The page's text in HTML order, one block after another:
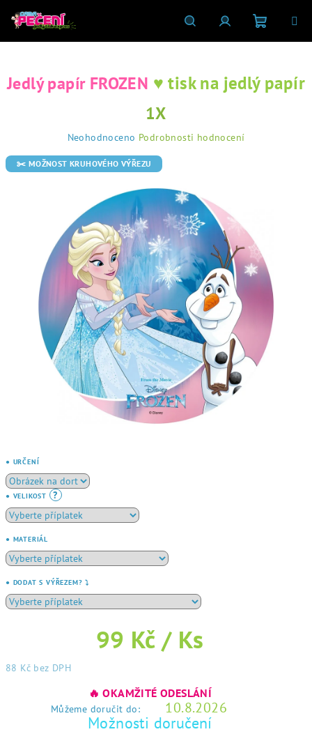
HledatPřihlášeníNákupní
košík
● URČENÍ
● VELIKOST ?
● MATERIÁL
● DODAT S VÝŘEZEM? ⤵️
99 Kč / Ks
88 Kč bez DPH
🔥 OKAMŽITÉ ODESLÁNÍ
Můžeme doručit do: 10.8.2026
Možnosti doručení
Jedlý papír FROZEN ♥ tisk na jedlý papír
1X
produktu
Neohodnoceno Podrobnosti hodnocení
✂️ MOŽNOST KRUHOVÉHO VÝŘEZU